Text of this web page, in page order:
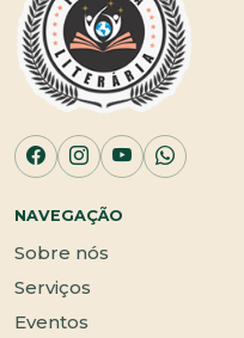
NAVEGAÇÃO
Sobre nós
Serviços
Eventos